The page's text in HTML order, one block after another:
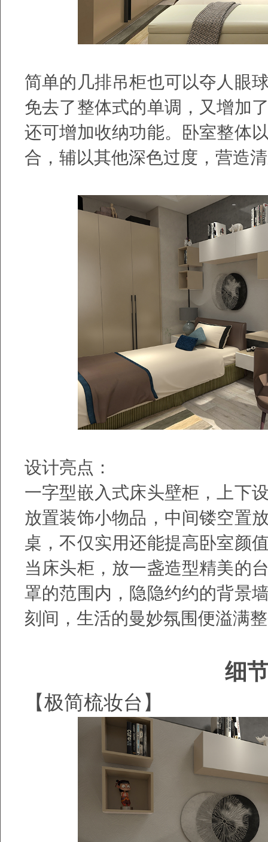
简单的几排吊柜也可以夺人眼
免去了整体式的单调，又增加
还可增加收纳功能。卧室整体
合，辅以其他深色过度，营造
设计亮点：
一字型嵌入式床头壁柜，上下
放置装饰小物品，中间镂空置
桌，不仅实用还能提高卧室颜
当床头柜，放一盏造型精美的
罩的范围内，隐隐约约的背景
刻间，生活的曼妙氛围便溢满
细
【极简梳妆台】